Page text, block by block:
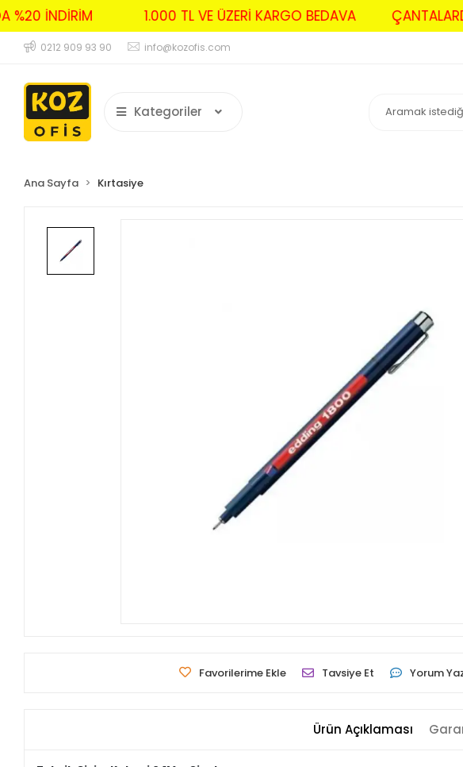
%20 İNDİRİM 1.000 TL VE ÜZERİ KARGO BEDAVA
0212 909 93 90 info@kozofis.com
Kategoriler
Ana Sayfa Kırtasiye
Favorilerime Ekle Tavsiye Et Yorum
Ürün Açıklaması